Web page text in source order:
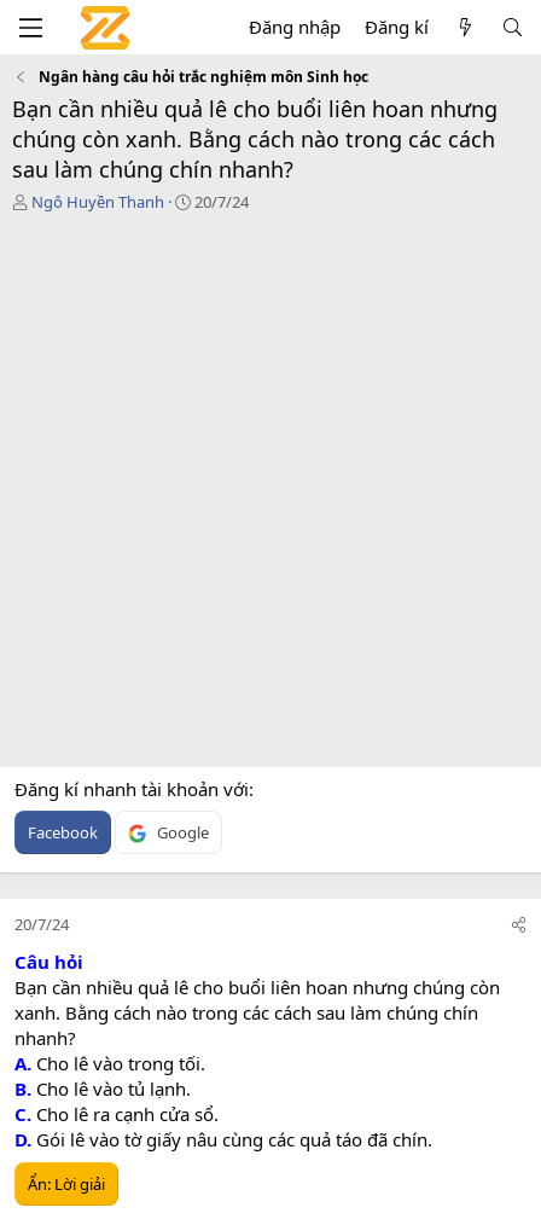
Đăng nhập Đăng kí
Ngân hàng câu hỏi trắc nghiệm môn Sinh học
Bạn cần nhiều quả lê cho buổi liên hoan nhưng
chúng còn xanh. Bằng cách nào trong các cách
sau làm chúng chín nhanh?
T
Ngô Huyền Thanh
N
20/7/24
Đăng kí nhanh tài khoản với
Facebook Google
20/7/24
Câu hỏi
Bạn cần nhiều quả lê cho buổi liên hoan nhưng chúng còn
xanh. Bằng cách nào trong các cách sau làm chúng chín
nhanh?
A. Cho lê vào trong tối.
B. Cho lê vào tủ lạnh.
C. Cho lê ra cạnh cửa sổ.
D. Gói lê vào tờ giấy nâu cùng các quả táo đã chín.
Ẩn: Lời giải